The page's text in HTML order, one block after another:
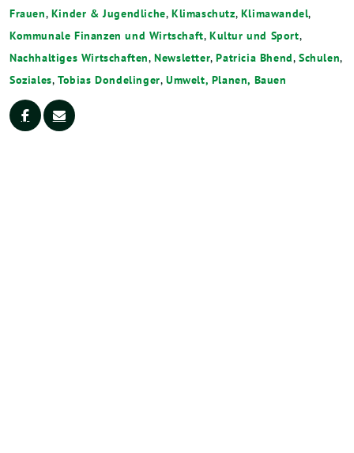
Frauen, Kinder & Jugendliche,Klimaschutz, Klimawandel,
Kommunale Finanzen und Wirtschaft,Kultur und Sport,
Nachhaltiges Wirtschaften,Newsletter,Patricia Bhend,Schulen,
Soziales,Tobias Dondelinger,Umwelt, Planen, Bauen